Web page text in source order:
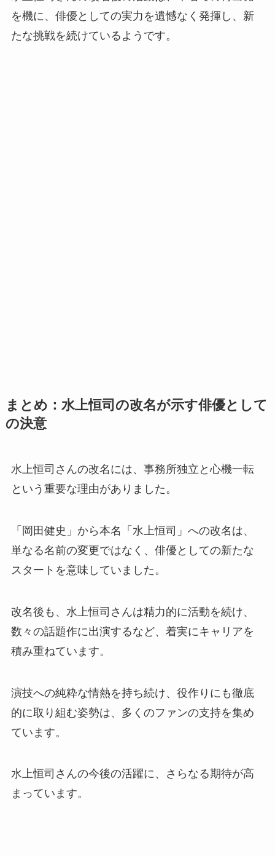
を機に、俳優としての実力を遺憾なく発揮し、新
たな挑戦を続けているようです。
まとめ：水上恒司の改名が示す俳優として
の決意
水上恒司さんの改名には、事務所独立と心機一転
という重要な理由がありました。
「岡田健史」から本名「水上恒司」への改名は、
単なる名前の変更ではなく、俳優としての新たな
スタートを意味していました。
改名後も、水上恒司さんは精力的に活動を続け、
数々の話題作に出演するなど、着実にキャリアを
積み重ねています。
演技への純粋な情熱を持ち続け、役作りにも徹底
的に取り組む姿勢は、多くのファンの支持を集め
ています。
水上恒司さんの今後の活躍に、さらなる期待が高
まっています。